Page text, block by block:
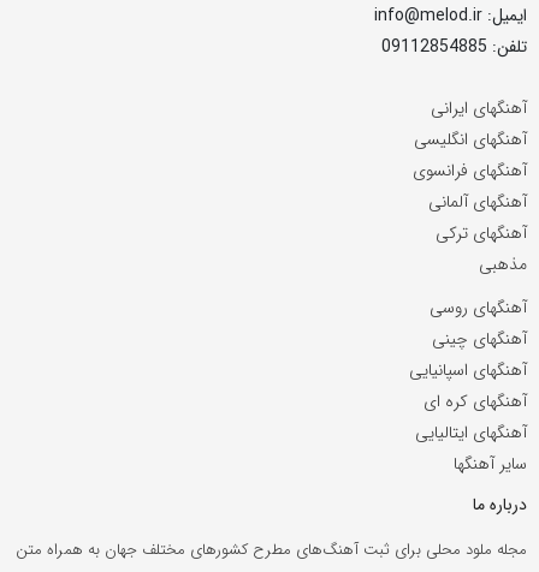
ایمیل: info@melod.ir
تلفن: 09112854885
آهنگهای ایرانی
آهنگهای انگلیسی
آهنگهای فرانسوی
آهنگهای آلمانی
آهنگهای ترکی
مذهبی
آهنگهای روسی
آهنگهای چینی
آهنگهای اسپانیایی
آهنگهای کره ای
آهنگهای ایتالیایی
سایر آهنگها
درباره ما
مجله ملود محلی برای ثبت آهنگ‌های مطرح کشورهای مختلف جهان به همراه متن